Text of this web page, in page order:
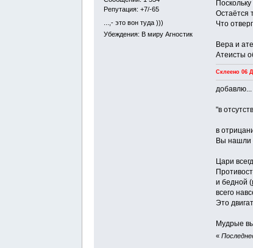
Репутация: +7/-65
...,- это вон туда )))
Убеждения: В миру Агностик
Остаётся
Что
Вера и
Атеисты
Склеено 06
добавлю...
"в
в
Вы нашли
Цари
и бедной (
всего
Это
Мудрые
«